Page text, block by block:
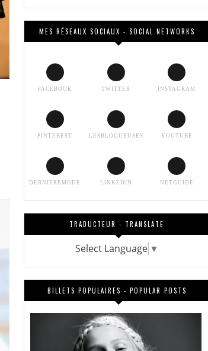
MES RÉSEAUX SOCIAUX - SOCIAL NETWORKS
FACEBOOK TWITTER INSTAGRAM
PINTEREST LESBLOGUEUSES YOUTUBE
DERNIEREMODE LINKEDIN NETGUIDE
TRADUCTEUR - TRANSLATE
Select Language ▼
BILLETS POPULAIRES - POPULAR POSTS